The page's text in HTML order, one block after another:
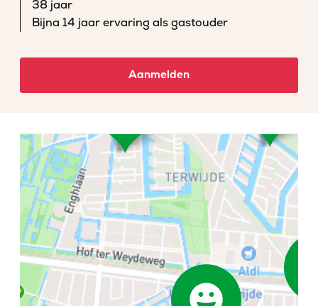
38 jaar
Bijna 14 jaar ervaring als gastouder
Aanmelden